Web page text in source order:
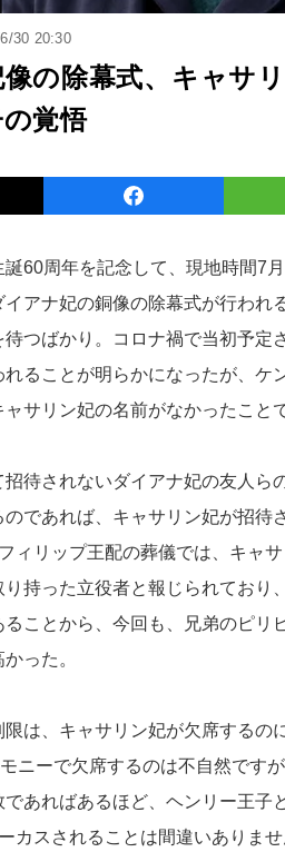
30 20:30
の除幕式、キャサ
覚悟
60周年を記念して、現地時間7
イアナ妃の銅像の除幕式が行われ
待つばかり。コロナ禍で当初予定
れることが明らかになったが、ケ
サリン妃の名前がなかったこと
招待されないダイアナ妃の友人ら
のであれば、キャサリン妃が招待
ィリップ王配の葬儀では、キャ
り持った立役者と報じられており
ことから、今回も、兄弟のピリ
った。
限は、キャサリン妃が欠席するの
ニーで欠席するのは不自然です
あればあるほど、ヘンリー王子
カスされることは間違いありま